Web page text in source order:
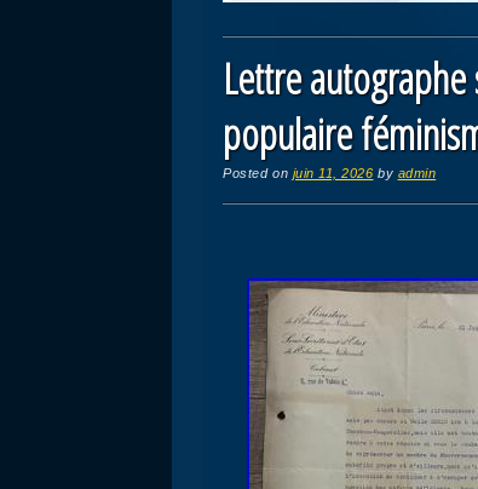
Lettre
populaire
Posted on juin 11, 2026 by admin